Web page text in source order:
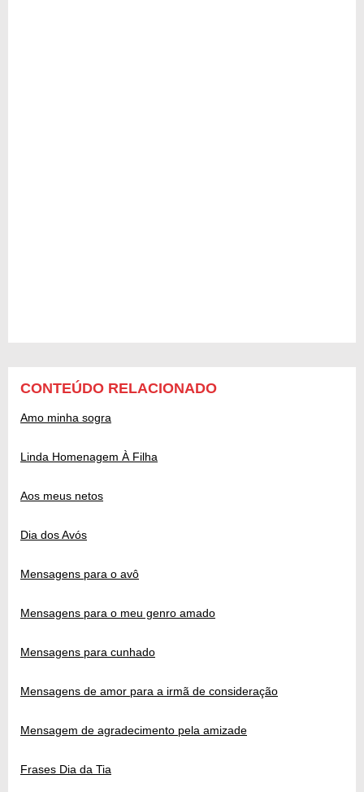
CONTEÚDO RELACIONADO
Amo minha sogra
Linda Homenagem À Filha
Aos meus netos
Dia dos Avós
Mensagens para o avô
Mensagens para o meu genro amado
Mensagens para cunhado
Mensagens de amor para a irmã de consideração
Mensagem de agradecimento pela amizade
Frases Dia da Tia